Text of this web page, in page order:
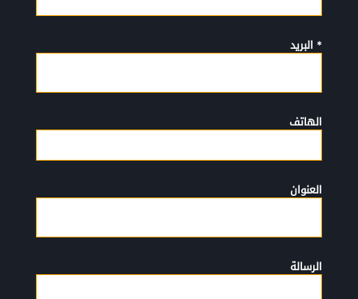
* البريد
الهاتف
العنوان
الرسالة